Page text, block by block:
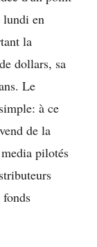
lundi en
la
dollars, sa
Le
à ce
de la
pilotés